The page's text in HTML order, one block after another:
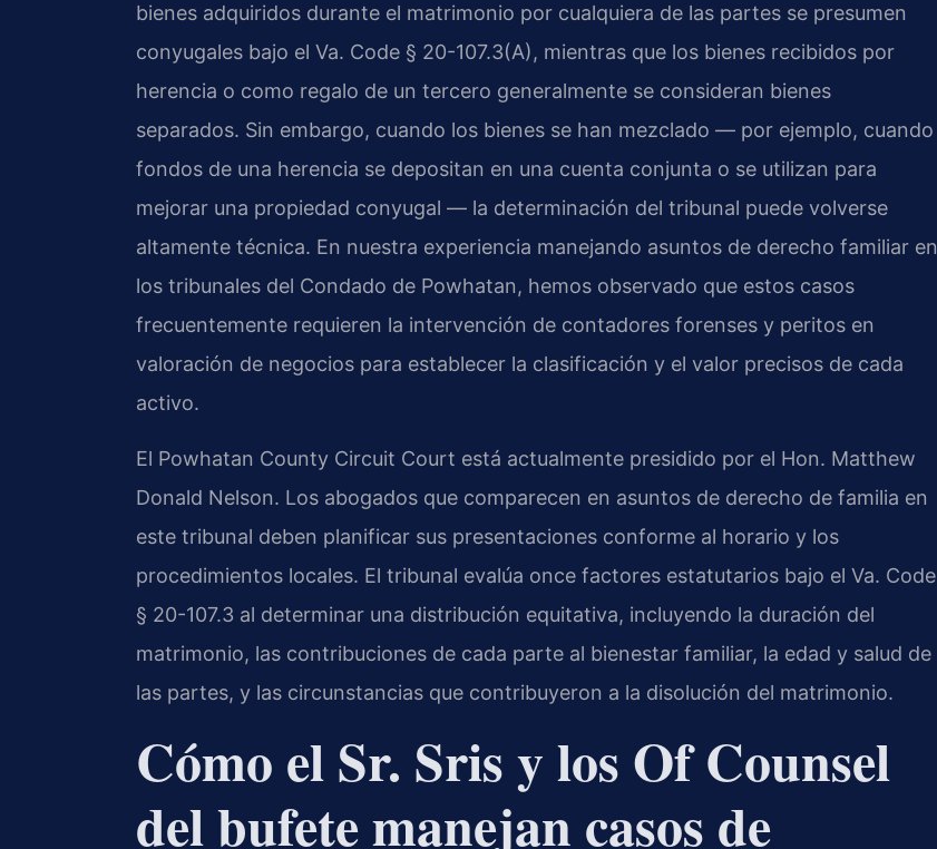
bienes adquiridos durante el matrimonio por cualquiera de las partes se presumen
conyugales bajo el Va. Code § 20-107.3(A), mientras que los bienes recibidos por
herencia o como regalo de un tercero generalmente se consideran bienes
separados. Sin embargo, cuando los bienes se han mezclado — por ejemplo, cuando
fondos de una herencia se depositan en una cuenta conjunta o se utilizan para
mejorar una propiedad conyugal — la determinación del tribunal puede volverse
altamente técnica. En nuestra experiencia manejando asuntos de derecho familiar en
los tribunales del Condado de Powhatan, hemos observado que estos casos
frecuentemente requieren la intervención de contadores forenses y peritos en
valoración de negocios para establecer la clasificación y el valor precisos de cada
activo.
El Powhatan County Circuit Court está actualmente presidido por el Hon. Matthew
Donald Nelson. Los abogados que comparecen en asuntos de derecho de familia en
este tribunal deben planificar sus presentaciones conforme al horario y los
procedimientos locales. El tribunal evalúa once factores estatutarios bajo el Va. Code
§ 20-107.3 al determinar una distribución equitativa, incluyendo la duración del
matrimonio, las contribuciones de cada parte al bienestar familiar, la edad y salud de
las partes, y las circunstancias que contribuyeron a la disolución del matrimonio.
Cómo el Sr. Sris y los Of Counsel
del bufete manejan casos de